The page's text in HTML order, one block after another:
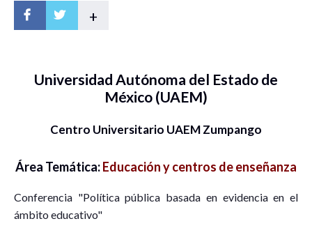
+
Universidad Autónoma del Estado de
México (UAEM)
Centro Universitario UAEM Zumpango
Área Temática:Educación y centros de enseñanza
Conferencia "Política pública basada en evidencia en el
ámbito educativo"